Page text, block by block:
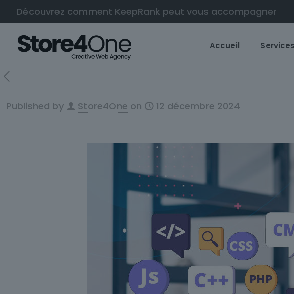
Découvrez comment KeepRank peut vous accompagner
Accueil Services
Published by Store4One on 12 décembre 2024